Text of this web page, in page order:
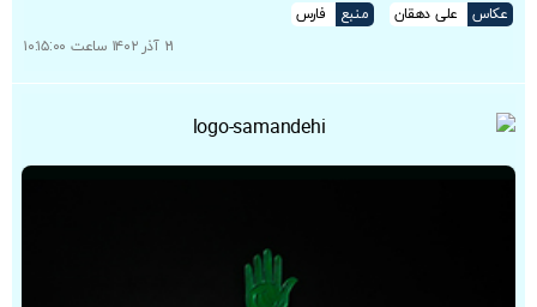
عکاس علی دهقان منبع
فارس
۲۱ آذر ۱۴۰۲ ساعت ۱۰:۱۵:۰۰